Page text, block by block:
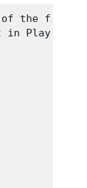
of the first
in Play